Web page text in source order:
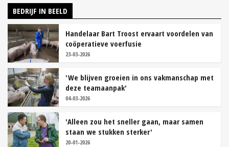
BEDRIJF IN BEELD
Handelaar Bart Troost ervaart voordelen van
coöperatieve voerfusie
23-03-2026
'We blijven groeien in ons vakmanschap met
deze teamaanpak'
04-03-2026
'Alleen zou het sneller gaan, maar samen
staan we stukken sterker'
20-01-2026